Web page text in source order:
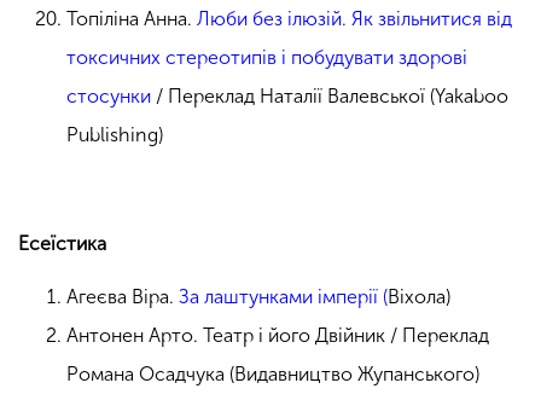
Топіліна Анна. Люби без ілюзій. Як звільнитися від
токсичних стереотипів і побудувати здорові
стосунки / Переклад Наталії Валевської (Yakaboo
Publishing)
Есеїстика
Агеєва Віра. За лаштунками імперії (Віхола)
Антонен Арто. Театр і його Двійник / Переклад
Романа Осадчука (Видавництво Жупанського)